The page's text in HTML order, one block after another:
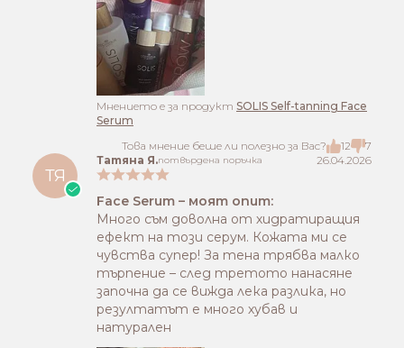
Mнението е за продукт SOLIS Self-tanning Face
Serum
Това мнение беше ли полезно за Вас?
12 7
ТЯ
Татяна Я.потвърдена поръчка 26.04.2026
Face Serum – моят опит:
Много съм доволна от хидратиращия
ефект на този серум. Кожата ми се
чувства супер! За тена трябва малко
търпение – след третото нанасяне
започна да се вижда лека разлика, но
резултатът е много хубав и
натурален